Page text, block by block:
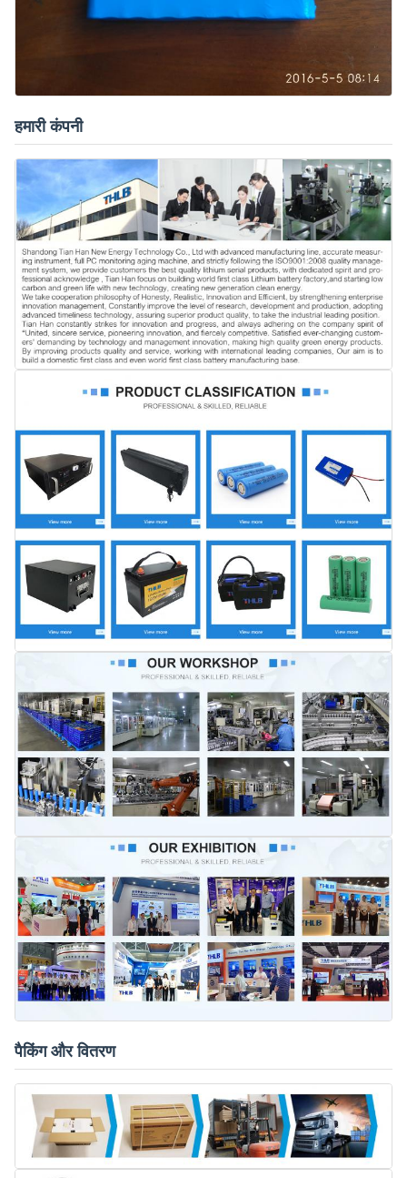
हमारी कंपनी
पैकिंग और वितरण